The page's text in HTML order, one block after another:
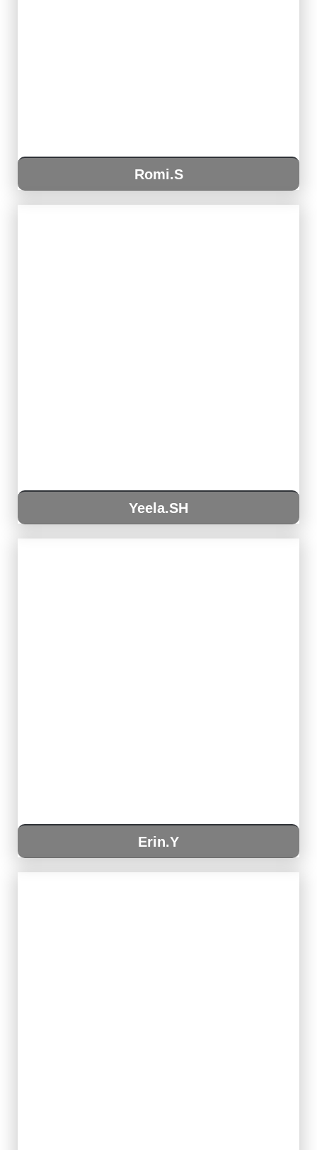
Romi.S
Yeela.SH
Erin.Y